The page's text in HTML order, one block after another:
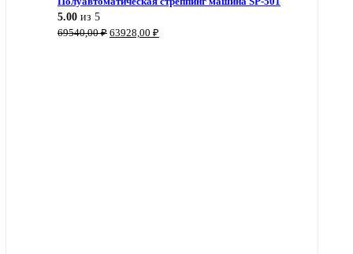
5.00 из 5
69540,00₽ Первоначальная
63928,00 ₽